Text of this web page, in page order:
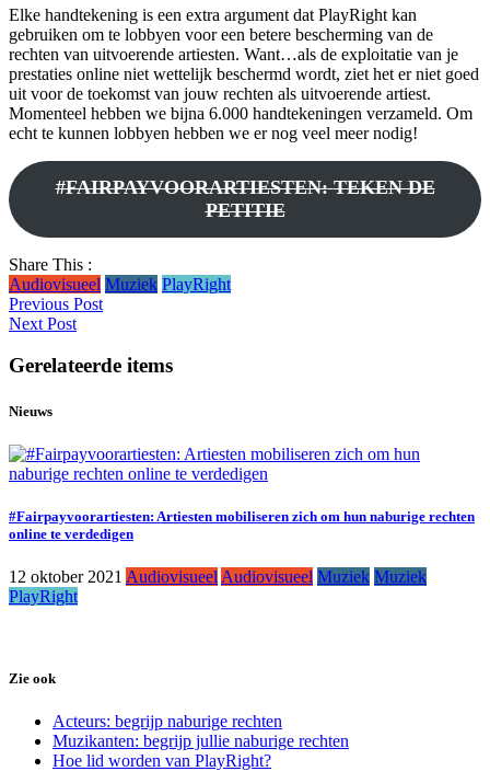
Elke handtekening is een extra argument dat PlayRight kan
gebruiken om te lobbyen voor een betere bescherming van de
rechten van uitvoerende artiesten. Want…als de exploitatie van je
prestaties online niet wettelijk beschermd wordt, ziet het er niet goed
uit voor de toekomst van jouw rechten als uitvoerende artiest.
Momenteel hebben we bijna 6.000 handtekeningen verzameld. Om
echt te kunnen lobbyen hebben we er nog veel meer nodig!
#FAIRPAYVOORARTIESTEN: TEKEN DE
PETITIE
Share This :
Audiovisueel Muziek PlayRight
Previous Post
Next Post
Gerelateerde items
Nieuws
#Fairpayvoorartiesten: Artiesten mobiliseren zich om hun naburige rechten
online te verdedigen
12 oktober 2021 Audiovisueel Audiovisueel Muziek Muziek
PlayRight
Zie ook
Acteurs: begrijp naburige rechten
Muzikanten: begrijp jullie naburige rechten
Hoe lid worden van PlayRight?